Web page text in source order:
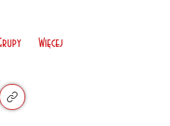
Więcej